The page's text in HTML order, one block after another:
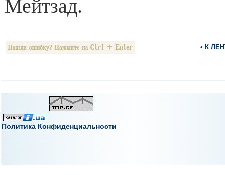
Мейтзад.
• К
Политика Конфиденциальности